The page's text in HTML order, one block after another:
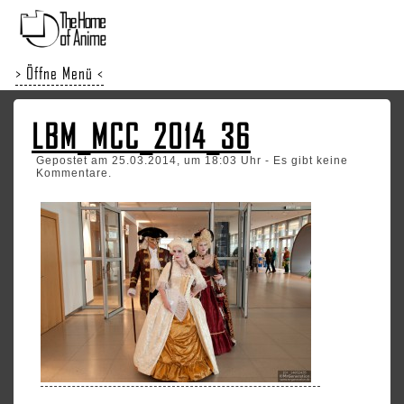
> Öffne Menü <
LBM_MCC_2014_36
Gepostet am 25.03.2014, um 18:03 Uhr - Es gibt keine
Kommentare.